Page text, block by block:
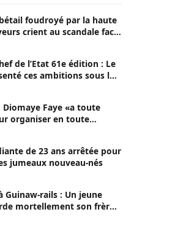
foudroyé par la haute
crient au scandale face
de l’Etat 61e édition : Le
Faye «a toute
organiser en toute
locales
de 23 ans arrêtée pour
jumeaux nouveau-nés
Guinaw-rails : Un jeune
mortellement son frère